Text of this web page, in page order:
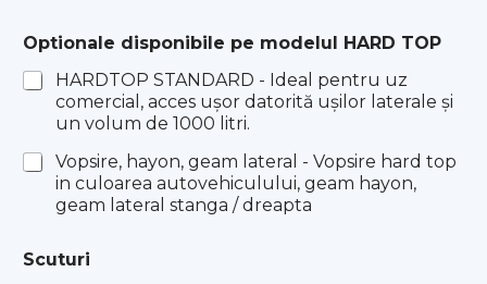
Optionale disponibile pe modelul HARD TOP
HARDTOP STANDARD - Ideal pentru uz
comercial, acces ușor datorită ușilor laterale și
un volum de 1000 litri.
Vopsire, hayon, geam lateral - Vopsire hard top
in culoarea autovehiculului, geam hayon,
geam lateral stanga / dreapta
Scuturi